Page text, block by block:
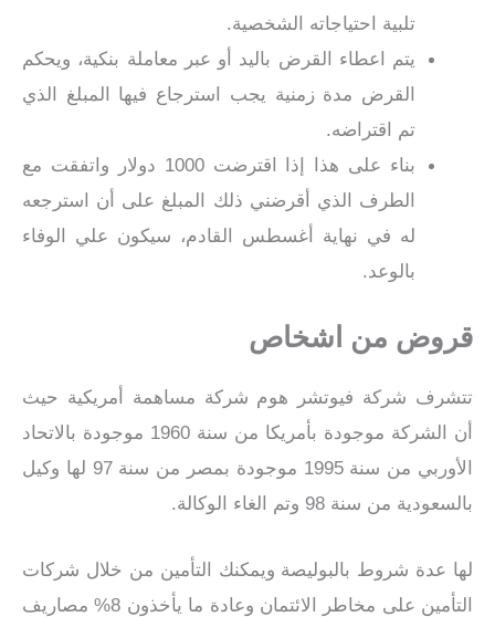
تلبية احتياجاته الشخصية.
يتم اعطاء القرض باليد أو عبر معاملة بنكية، ويحكم
القرض مدة زمنية يجب استرجاع فيها المبلغ الذي
تم اقتراضه.
بناء على هذا إذا اقترضت 1000 دولار واتفقت مع
الطرف الذي أقرضني ذلك المبلغ على أن استرجعه
له في نهاية أغسطس القادم، سيكون علي الوفاء
بالوعد.
قروض من اشخاص
تتشرف شركة فيوتشر هوم شركة مساهمة أمريكية حيث
أن الشركة موجودة بأمريكا من سنة 1960 موجودة بالاتحاد
الأوربي من سنة 1995 موجودة بمصر من سنة 97 لها وكيل
بالسعودية من سنة 98 وتم الغاء الوكالة.
لها عدة شروط بالبوليصة ويمكنك التأمين من خلال شركات
التأمين على مخاطر الائتمان وعادة ما يأخذون 8% مصاريف